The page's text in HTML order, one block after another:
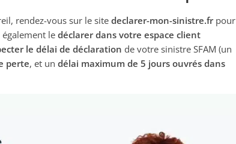
rendez-vous sur le site declarer-mon-sinistre.frpour
ledéclarer dans votre espace client
le délai de déclaration de votre sinistre SFAM (un
perte, et un délai maximum de 5 jours ouvrés dans